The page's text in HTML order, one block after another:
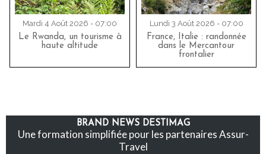
Mardi 4 Août 2026 - 07:00
Le Rwanda, un tourisme à
haute altitude
Lundi 3 Août 2026 - 07:00
France, Italie : randonnée
dans le Mercantour
frontalier
BRAND NEWS DESTIMAG
Une formation simplifiée pour les partenaires Assur-
Travel